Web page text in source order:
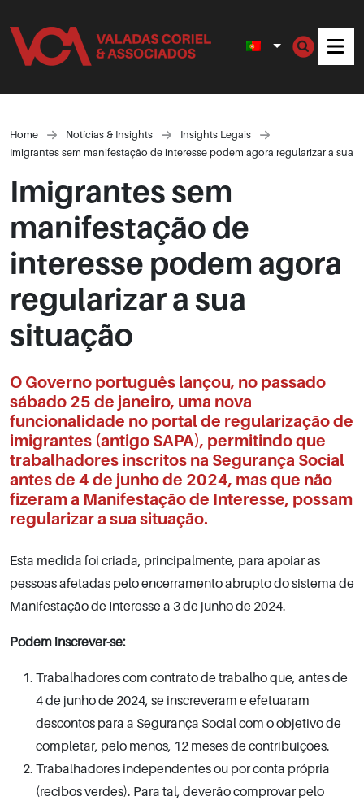
Home Notícias & Insights
Insights Legais
Imigrantes sem manifestação de interesse podem agora regularizar a sua
Imigrantes sem
manifestação de
interesse podem agora
regularizar a sua
situação
O Governo português lançou, no passado
sábado 25 de janeiro, uma nova
funcionalidade no portal de regularização de
imigrantes (antigo SAPA), permitindo que
trabalhadores inscritos na Segurança Social
antes de 4 de junho de 2024, mas que não
fizeram a Manifestação de Interesse, possam
regularizar a sua situação.
Esta medida foi criada, principalmente, para apoiar as
pessoas afetadas pelo encerramento abrupto do sistema de
Manifestação de Interesse a 3 de junho de 2024.
Podem inscrever-se:
Trabalhadores com contrato de trabalho que, antes de
4 de junho de 2024, se inscreveram e efetuaram
descontos para a Segurança Social com o objetivo de
completar, pelo menos, 12 meses de contribuições.
Trabalhadores independentes ou por conta própria
(recibos verdes). Para tal, deverão comprovar pelo